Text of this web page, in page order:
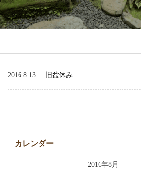
オンラインショップ
2016.8.13 旧盆休み
カレンダー
2016年8月